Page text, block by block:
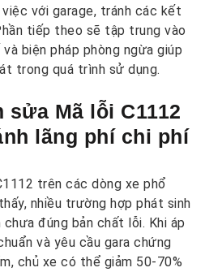
với garage, tránh các kết
tiếp theo sẽ tập trung vào
biện pháp phòng ngừa giúp
trong quá trình sử dụng.
sửa Mã lỗi C1112
lãng phí chi phí
trên các dòng xe phổ
nhiều trường hợp phát sinh
đúng bản chất lỗi. Khi áp
và yêu cầu gara chứng
chủ xe có thể giảm 50-70%